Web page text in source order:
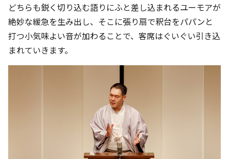
どちらも鋭く切り込む語りにふと差し込まれるユーモアが
絶妙な緩急を生み出し、そこに張り扇で釈台をパパンと
打つ小気味よい音が加わることで、客席はぐいぐい引き込
まれていきます。